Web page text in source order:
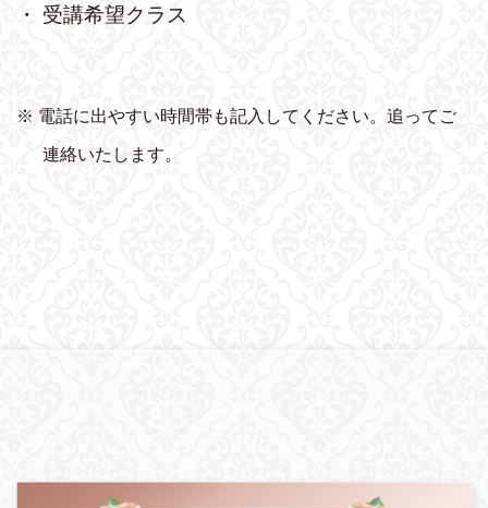
・ 受講希望クラス
※ 電話に出やすい時間帯も記入してください。追ってご
連絡いたします。